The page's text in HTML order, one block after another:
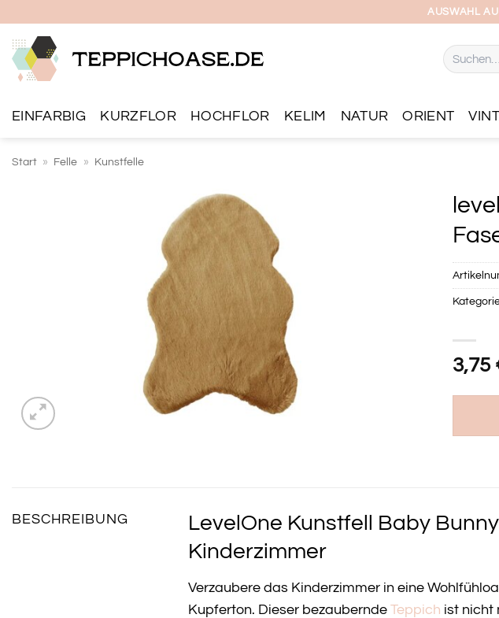
springen
AUSWAHL
Suchen
nach:
EINFARBIG KURZFLOR HOCHFLOR KELIM NATUR ORIENT
Start » Felle » Kunstfelle
3,75
BESCHREIBUNG
LevelOne Kunstfell Baby
Kinderzimmer
Verzaubere das Kinderzimmer in eine
Kupferton. Dieser bezaubernde Teppich ist nicht